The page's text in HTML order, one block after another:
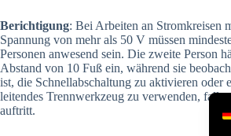
Berichtigung: Bei Arbeiten an Stromkreisen
Spannung von mehr als 50 V müssen
Personen anwesend sein. Die zweite Person
Abstand von 10 Fuß ein, während sie
ist, die Schnellabschaltung zu aktivieren oder
leitendes Trennwerkzeug zu verwenden, falls
auftritt.